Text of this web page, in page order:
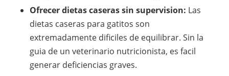
Ofrecer dietas caseras sin supervision: Las
dietas caseras para gatitos son
extremadamente dificiles de equilibrar. Sin la
guia de un veterinario nutricionista, es facil
generar deficiencias graves.